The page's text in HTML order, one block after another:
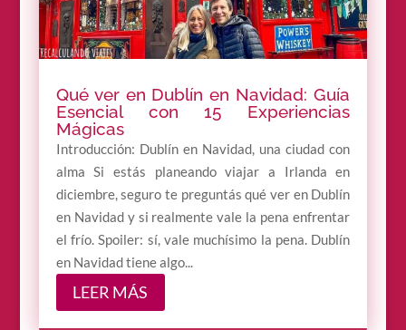
Qué ver en Dublín en Navidad: Guía
Esencial con 15 Experiencias
Mágicas
Introducción: Dublín en Navidad, una ciudad con
alma Si estás planeando viajar a Irlanda en
diciembre, seguro te preguntás qué ver en Dublín
en Navidad y si realmente vale la pena enfrentar
el frío. Spoiler: sí, vale muchísimo la pena. Dublín
en Navidad tiene algo...
LEER MÁS